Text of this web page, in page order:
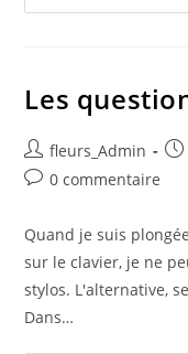
Les
fleurs_Admin
0 commentaire
Quand je suis
sur le clavier, je ne
stylos. L'alternative,
Dans…